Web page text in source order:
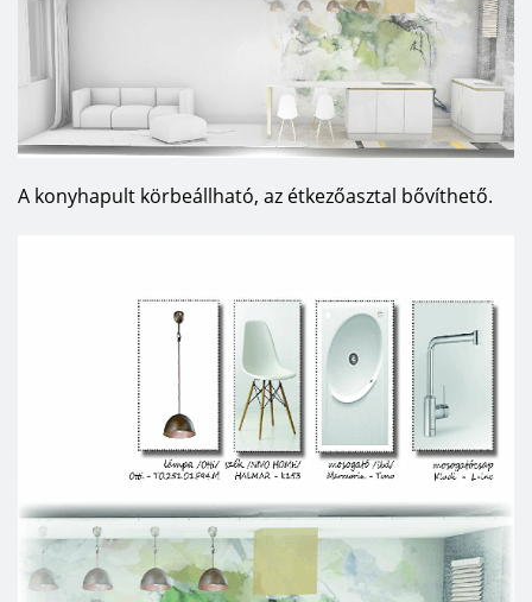
A konyhapult körbeállható, az étkezőasztal bővíthető.